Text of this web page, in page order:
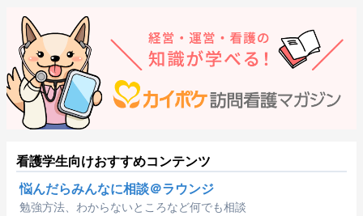
看護学生向けおすすめコンテンツ
悩んだらみんなに相談＠ラウンジ
勉強方法、わからないところなど何でも相談